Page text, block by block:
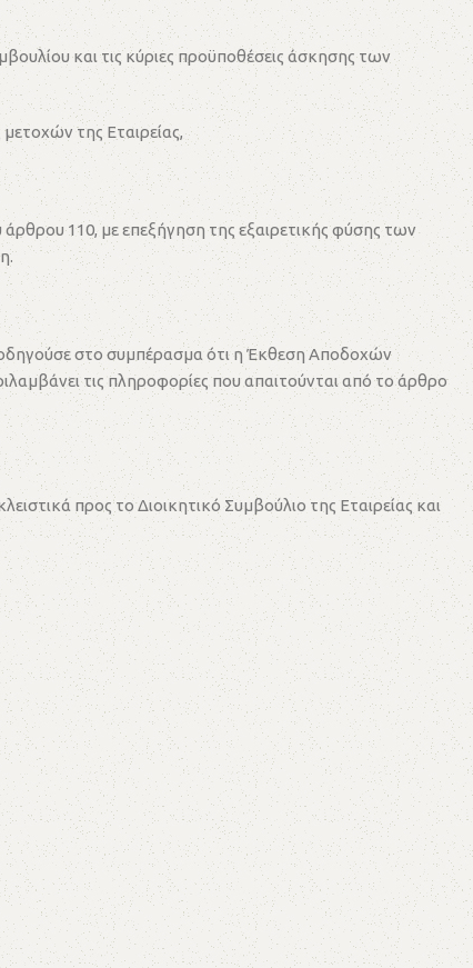
και τις κύριες προϋποθέσεις άσκησης των
της Εταιρείας,
110, με επεξήγηση της εξαιρετικής φύσης των
οδηγούσε στο συμπέρασμα ότι η Έκθεση Αποδοχών
τις πληροφορίες που απαιτούνται από το άρθρο
προς το Διοικητικό Συμβούλιο της Εταιρείας και